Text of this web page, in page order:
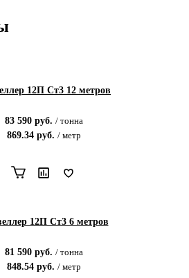
12П Ст3 12 метров
83 590руб. / тонна
869.34руб. / метр
12П Ст3 6 метров
81 590руб. / тонна
848.54руб. / метр